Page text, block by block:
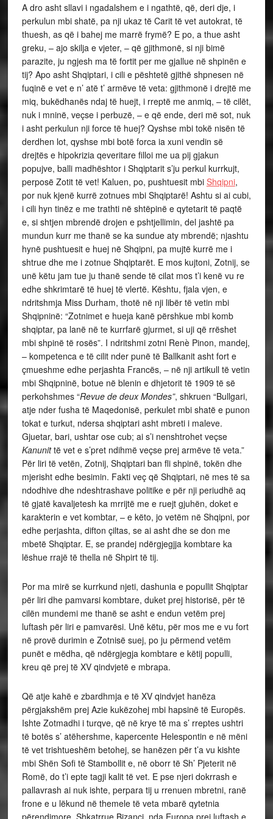
A dro asht sllavi i ngadalshem e i ngathtë, që, deri dje, i
perkulun mbi shatë, pa nji ukaz të Carit të vet autokrat, të
thuesh, as që i bahej me marrë frymë? E po, a thue asht
greku, – ajo skilja e vjeter, – që gjithmonë, si nji bimë
parazite, ju ngjesh ma të fortit per me gjallue në shpinën e
tij? Apo asht Shqiptari, i cili e pështetë gjithë shpnesen në
fuqinë e vet e n’ atë t’ armëve të veta: gjithmonë i drejtë me
miq, bukëdhanës ndaj të huejt, i rreptë me anmiq, – të cilët,
nuk i mninë, veçse i perbuzë, – e që ende, deri më sot, nuk
i asht perkulun nji force të huej? Qyshse mbi tokë nisën të
derdhen lot, qyshse mbi botë forca ia xuni vendin së
drejtës e hipokrizia qeveritare filloi me ua pij gjakun
popujve, balli madhështor i Shqiptarit s’ju perkul kurrkujt,
perposë Zotit të vet! Kaluen, po, pushtuesit mbi Shqipni,
por nuk kjenë kurrë zotnues mbi Shqiptarë! Ashtu si ai cubi,
i cili hyn tinëz e me trathti në shtëpinë e qytetarit të paqtë
e, si shtjen mbrendë drojen e pshtjellimin, del jashtë pa
mundun kurr me thanë se ka sundue aty mbrendë; njashtu
hynë pushtuesit e huej në Shqipni, pa mujtë kurrë me i
shtrue dhe me i zotnue Shqiptarët. E mos kujtoni, Zotnij, se
unë këtu jam tue ju thanë sende të cilat mos t’i kenë vu re
edhe shkrimtarë të huej të vlertë. Kështu, fjala vjen, e
ndritshmja Miss Durham, thotë në nji libër të vetin mbi
Shqipninë: “Zotnimet e hueja kanë përshkue mbi komb
shqiptar, pa lanë në te kurrfarë gjurmet, si uji që rrëshet
mbi shpinë të rosës”. I ndritshmi zotni Renè Pinon, mandej,
– kompetenca e të cilit nder punë të Ballkanit asht fort e
çmueshme edhe perjashta Francës, – në nji artikull të vetin
mbi Shqipninë, botue në blenin e dhjetorit të 1909 të së
perkohshmes “Revue de deux Mondes”, shkruen “Bullgari,
atje nder fusha të Maqedonisë, perkulet mbi shatë e punon
tokat e turkut, ndersa shqiptari asht mbreti i maleve.
Gjuetar, bari, ushtar ose cub; ai s’i nenshtrohet veçse
Kanunittë vet e s’pret ndihmë veçse prej armëve të veta.”
Për liri të vetën, Zotnij, Shqiptari ban fli shpinë, tokën dhe
mjerisht edhe besimin. Fakti veç që Shqiptari, në mes të sa
ndodhive dhe ndeshtrashave politike e për nji periudhë aq
të gjatë kavaljetesh ka mrrijtë me e ruejt gjuhën, doket e
karakterin e vet kombtar, – e këto, jo vetëm në Shqipni, por
edhe perjashta, difton çiltas, se ai asht dhe se don me
mbetë Shqiptar. E, se prandej ndërgjegjja kombtare ka
lëshue rrajë të thella në Shpirt të tij.
Por ma mirë se kurrkund njeti, dashunia e popullit Shqiptar
për liri dhe pamvarsi kombtare, duket prej historisë, për të
cilën mundemi me thanë se asht e endun vetëm prej
luftash për liri e pamvarësi. Unë këtu, për mos me e vu fort
në provë durimin e Zotnisë suej, po ju përmend vetëm
punët e mëdha, që ndërgjegja kombtare e këtij populli,
kreu që prej të XV qindvjetë e mbrapa.
Që atje kahë e zbardhmja e të XV qindvjet hanëza
përgjakshëm prej Azie kukëzohej mbi hapsinë të Europës.
Ishte Zotmadhi i turqve, që në krye të ma s’ rreptes ushtri
të botës s’ atëhershme, kapercente Helespontin e në mëni
të vet trishtueshëm betohej, se hanëzen për t’a vu kishte
mbi Shën Sofi të Stambollit e, në oborr të Sh’ Pjeterit në
Romë, do t’i epte tagji kalit të vet. E pse njeri dokrrash e
pallavrash ai nuk ishte, perpara tij u rrenuen mbretni, ranë
frone e u lëkund në themele të veta mbarë qytetnia
përendimore. Shkatrrue Bizanci, nda Europa prej luftash e